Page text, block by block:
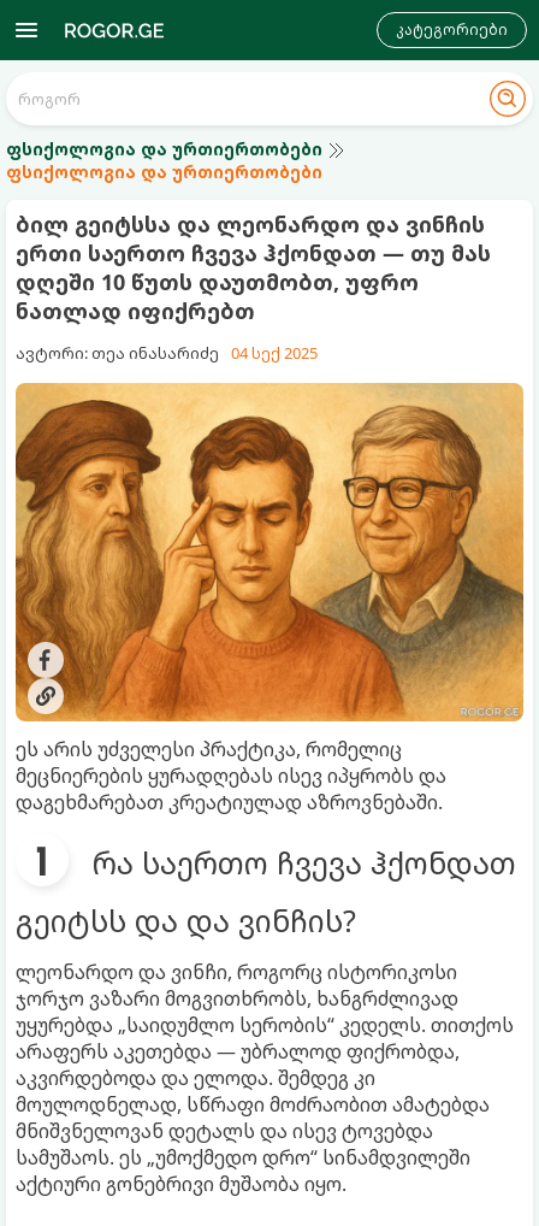
კატეგორიები
ფსიქოლოგია და ურთიერთობები
ფსიქოლოგია და ურთიერთობები
ბილ გეიტსსა და ლეონარდო და ვინჩის
ერთი საერთო ჩვევა ჰქონდათ — თუ მას
დღეში 10 წუთს დაუთმობთ, უფრო
ნათლად იფიქრებთ
ავტორი: თეა ინასარიძე 04 სექ 2025
ეს არის უძველესი პრაქტიკა, რომელიც
მეცნიერების ყურადღებას ისევ იპყრობს და
დაგეხმარებათ კრეატიულად აზროვნებაში.
რა საერთო ჩვევა ჰქონდათ
გეიტსს და და ვინჩის?
ლეონარდო და ვინჩი, როგორც ისტორიკოსი
ჯორჯო ვაზარი მოგვითხრობს, ხანგრძლივად
უყურებდა „საიდუმლო სერობის“ კედელს. თითქოს
არაფერს აკეთებდა — უბრალოდ ფიქრობდა,
აკვირდებოდა და ელოდა. შემდეგ კი
მოულოდნელად, სწრაფი მოძრაობით ამატებდა
მნიშვნელოვან დეტალს და ისევ ტოვებდა
სამუშაოს. ეს „უმოქმედო დრო“ სინამდვილეში
აქტიური გონებრივი მუშაობა იყო.